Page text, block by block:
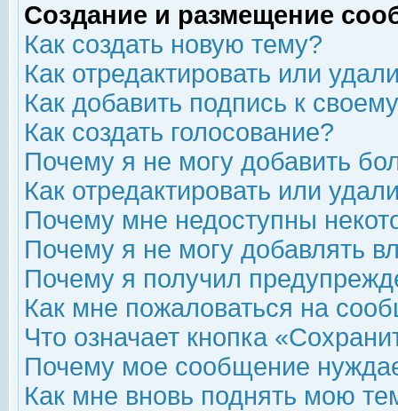
Создание и размещение
Как создать новую тему?
Как отредактировать или
Как добавить подпись к
Как создать голосование?
Почему я не могу добавить
Как отредактировать или
Почему мне недоступны
Почему я не могу добавлять
Почему я получил
Как мне пожаловаться на
Что означает кнопка
Почему мое сообщение
Как мне вновь поднять мою